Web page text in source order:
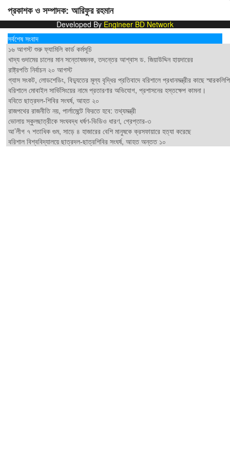
প্রকাশক ও সম্পাদক: আরিফুর রহমান
Developed ByEngineer BD Network
সর্বশেষ সংবাদ
১৬ আগস্ট শুরু ফ্যামিলি কার্ড কর্মসূচি
খাদ্য গুদামের চালের মান সন্তোষজনক, তদন্তের আশ্বাস ড. জিয়াউদ্দিন হায়দারের
রাষ্ট্রপতি নির্বাচন ২০ আগস্ট
গ্যাস সংকট, লোডশেডিং, বিদ্যুতের মূল্য বৃদ্ধির প্রতিবাদে বরিশালে প্রধানমন্ত্রীর কাছে স্মারকলিপি
বরিশালে মোবাইল সার্ভিসিংয়ের নামে প্রতারণার অভিযোগ, প্রশাসনের হস্তক্ষেপ কামনা।
ববিতে ছাত্রদল-শিবির সংঘর্ষ, আহত ২০
রাজপথের রাজনীতি নয়, পার্লামেন্টে ফিরতে হবে: তথ্যমন্ত্রী
ভোলায় স্কুলছাত্রীকে সংঘবদ্ধ ধর্ষণ-ভিডিও ধারণ, গ্রেপ্তার-৩
আ’লীগ ৭ শতাধিক গুম, সাড়ে ৪ হাজারের বেশি মানুষকে ক্রসফায়ারে হত্যা করেছে
বরিশাল বিশ্ববিদ্যালয়ে ছাত্রদল-ছাত্রশিবির সংঘর্ষ, আহত অন্তত ১০